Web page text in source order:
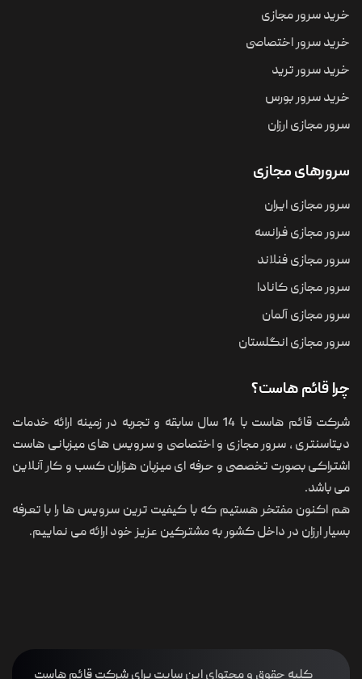
خرید سرور مجازی
خرید سرور اختصاصی
خرید سرور ترید
خرید سرور بورس
سرور مجازی ارزان
سرورهای مجازی
سرور مجازی ایران
سرور مجازی فرانسه
سرور مجازی فنلاند
سرور مجازی کانادا
سرور مجازی آلمان
سرور مجازی انگلستان
چرا قائم هاست؟
شرکت قائم هاست با 14 سال سابقه و تجربه در زمینه ارائه خدمات
دیتاسنتری ، سرور مجازی و اختصاصی و سرویس های میزبانی هاست
اشتراکی بصورت تخصصی و حرفه ای میزبان هزاران کسب و کار آنلاین
می باشد.
هم اکنون مفتخر هستیم که با کیفیت ترین سرویس ها را با تعرفه
بسیار ارزان در داخل کشور به مشترکین عزیز خود ارائه می نماییم.
کلیه حقوق و محتوای این سایت برای شرکت قائم هاست